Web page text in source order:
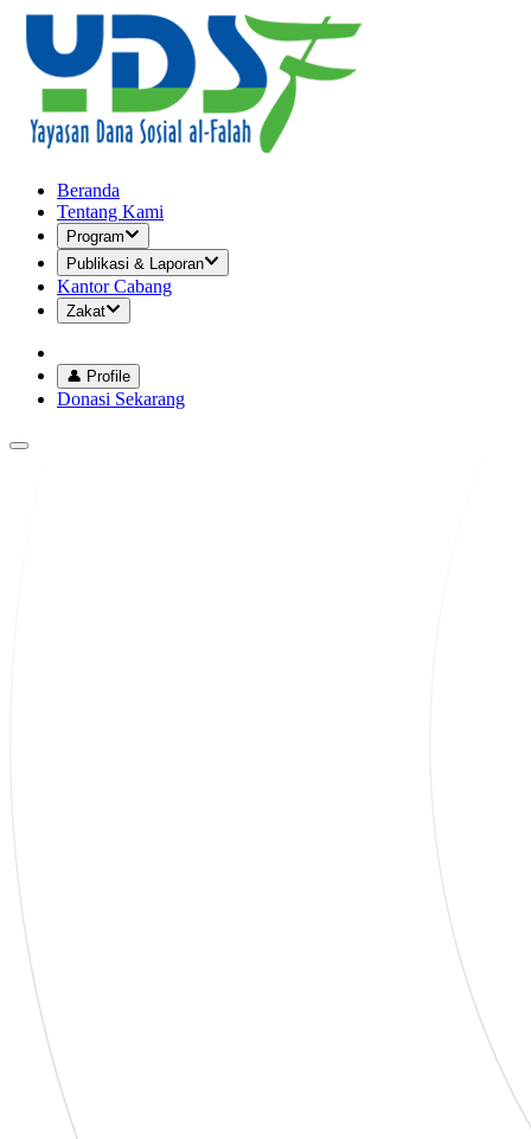
Beranda
Tentang Kami
Program
Publikasi & Laporan
Kantor Cabang
Zakat
👤 Profile
Donasi Sekarang